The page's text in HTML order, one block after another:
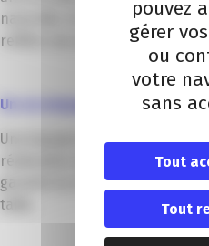
naturelle. Un cachet rare qui
reflète vos engagements RSE.
Un accompagnement sur-
Une équipe dédiée vous
réalisation avec des
garantir la réussite de chaque
taille.
pouvez
gérer
ou
votre
sans
Tout
Tout